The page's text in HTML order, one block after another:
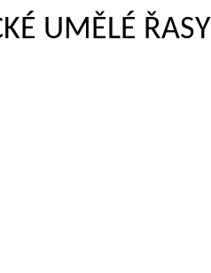
UMĚLÉ ŘASY